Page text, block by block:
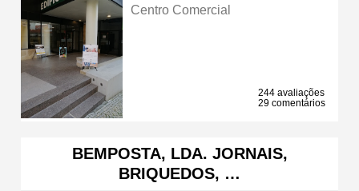
Centro Comercial
244 avaliações
29 comentários
BEMPOSTA, LDA. JORNAIS,
BRIQUEDOS, …